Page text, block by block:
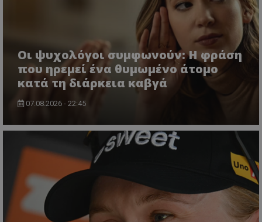
Οι ψυχολόγοι συμφωνούν: Η φράση
που ηρεμεί ένα θυμωμένο άτομο
κατά τη διάρκεια καβγά
07.08.2026 - 22:45